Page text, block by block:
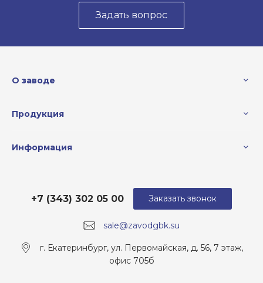
Задать вопрос
О заводе
Продукция
Информация
sale@zavodgbk.su
+7 (343) 302 05 00
г. Екатеринбург, ул. Первомайская, д. 56, 7 этаж,
офис 705б
Заказать звонок